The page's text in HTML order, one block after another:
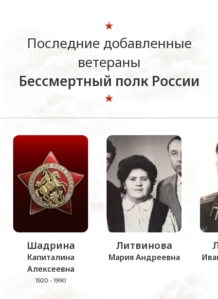
Последние добавленные
ветераны
Бессмертный полк России
Шадрина
Капиталина
Алексеевна
1920 - 1990
Литвинова
Мария Андреевна